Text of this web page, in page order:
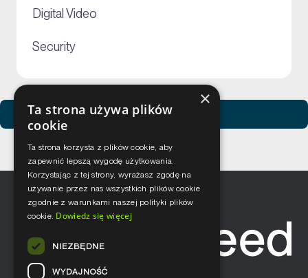
Digital Video
Security
Zobacz usługi Netceed
×
Ta strona używa plików
cookie
Ta strona korzysta z plików cookie, aby
zapewnić lepszą wygodę użytkowania.
Korzystając z tej strony, wyrażasz zgodę na
używanie przez nas wszystkich plików cookie
zgodnie z warunkami naszej polityki plików
cookie. Dowiedz się więcej
NIEZBĘDNE
WYDAJNOŚĆ